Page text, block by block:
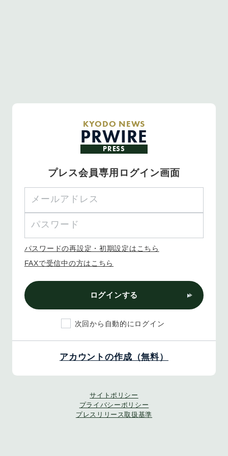
KYODO NEWS
PRWIRE
PRESS
プレス会員専用ログイン画面
パスワードの再設定・初期設定はこちら
FAXで受信中の方はこちら
ログインする
次回から自動的にログイン
アカウントの作成（無料）
サイトポリシー
プライバシーポリシー
プレスリリース取扱基準